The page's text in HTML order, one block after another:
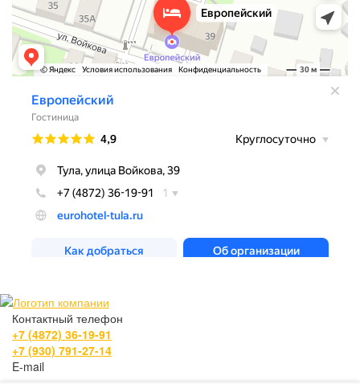
Контактный телефон
+7 (4872) 36-19-91
+7 (930) 791-27-14
E-mail